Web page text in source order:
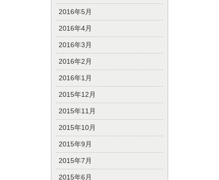
2016年5月
2016年4月
2016年3月
2016年2月
2016年1月
2015年12月
2015年11月
2015年10月
2015年9月
2015年7月
2015年6月